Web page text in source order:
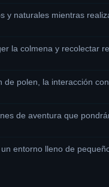
y naturales mientras
la colmena y recolectar
polen, la interacción
de aventura que
entorno lleno de